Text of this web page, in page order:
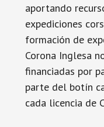
aportando
expediciones
formación de
Corona Inglesa
financiadas por
parte del botín
cada licencia de